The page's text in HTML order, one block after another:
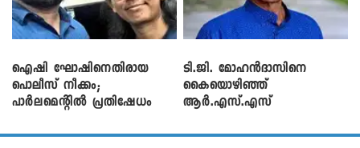
ഐഷി ഘോഷിനെതിരായ
പൊലീസ് നീക്കം;
പാര്‍ലമെന്റിൽ പ്രതിഷേധം
ടി.ജി. മോഹൻദാസിനെ
കൈയൊഴിഞ്ഞ്
ആർ.എസ്.എസ്